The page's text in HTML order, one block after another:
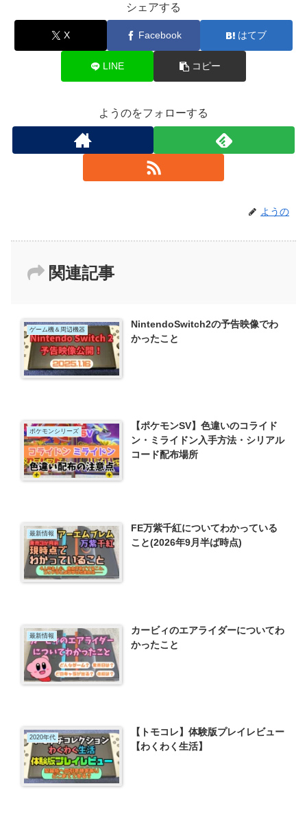
シェアする
X Facebook はてブ
LINE コピー
ようのをフォローする
ようの
関連記事
ゲーム機＆周辺機器
NintendoSwitch2の予告映像でわ
かったこと
ポケモンシリーズ
【ポケモンSV】色違いのコライド
ン・ミライドン入手方法・シリアル
コード配布場所
最新情報
FE万紫千紅についてわかっている
こと(2026年9月半ば時点)
最新情報
カービィのエアライダーについてわ
かったこと
2020年代
【トモコレ】体験版プレイレビュー
【わくわく生活】